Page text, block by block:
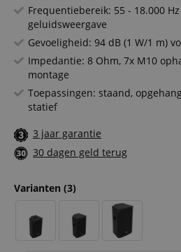
Frequentiebereik: 55 - 18.000
geluidsweergave
Gevoeligheid: 94 dB (1 W/1 m)
Impedantie: 8 Ohm, 7x M10
montage
Toepassingen: staand,
statief
3 jaar garantie
30 dagen geld terug
Varianten (3)